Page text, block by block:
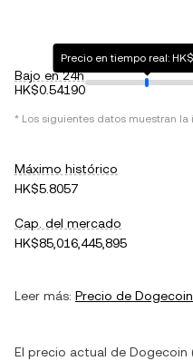
Bajo en 24h
HK$0.54190
Precio en tiempo real:
* Los siguientes datos muestran
Máximo histórico
HK$5.8057
Cap. del mercado
HK$85,016,445,895
Leer más: Precio de Dogecoin
El precio actual de Dogecoin